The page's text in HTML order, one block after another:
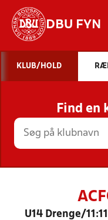
DBU FYN
STILLINGER,
KLUB/HOLD
Find en
U14 Drenge/